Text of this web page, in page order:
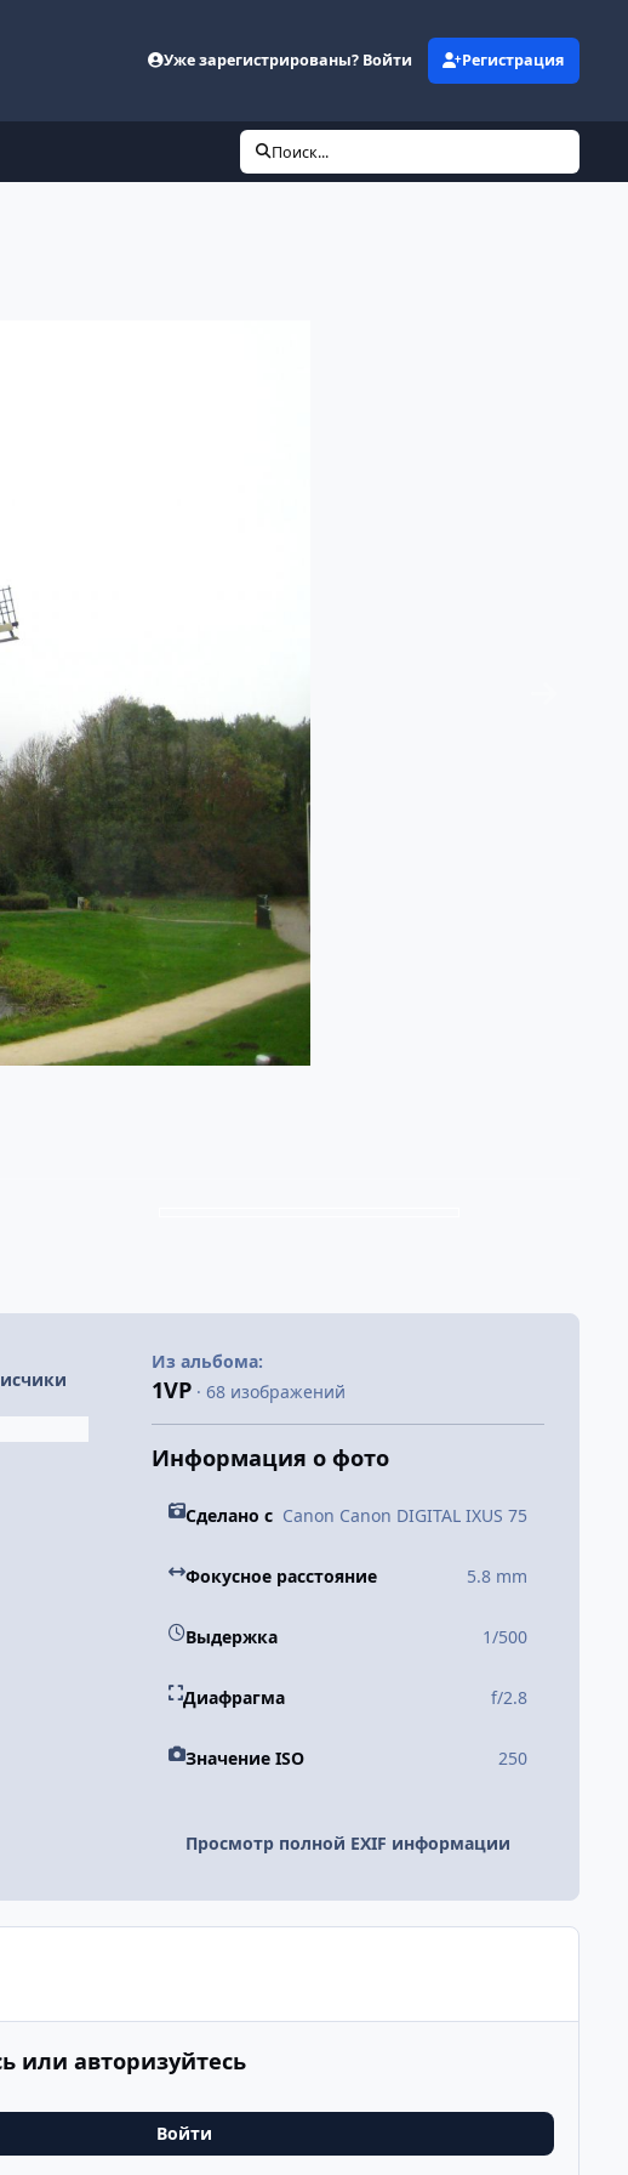
Уже зарегистрированы? Войти Регистрация
Поиск...
Из альбома:
1VP · 68 изображений
Информация о фото
Сделано с Canon Canon DIGITAL IXUS 75
Фокусное расстояние 5.8 mm
Выдержка 1/500
Диафрагма f/2.8
Значение ISO 250
Просмотр полной EXIF информации
или авторизуйтесь
Войти